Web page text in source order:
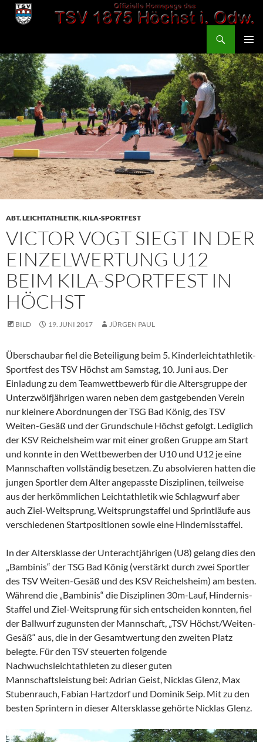
Zum
Inhalt
MENÜ
ABT. LEICHTATHLETIK,KILA-SPORTFEST
VICTOR VOGT SIEGT IN DER
EINZELWERTUNG U12
BEIM KILA-SPORTFEST IN
HÖCHST
BILD 19. JUNI 2017 JÜRGEN PAUL
Überschaubar fiel die Beteiligung beim 5. Kinderleichtathletik-
Sportfest des TSV Höchst am Samstag, 10. Juni aus. Der
Einladung zu dem Teamwettbewerb für die Altersgruppe der
Unterzwölfjährigen waren neben dem gastgebenden Verein
nur kleinere Abordnungen der TSG Bad König, des TSV
Weiten-Gesäß und der Grundschule Höchst gefolgt. Lediglich
der KSV Reichelsheim war mit einer großen Gruppe am Start
und konnte in den Wettbewerben der U10 und U12 je eine
Mannschaften vollständig besetzen. Zu absolvieren hatten die
jungen Sportler dem Alter angepasste Disziplinen, teilweise
aus der herkömmlichen Leichtathletik wie Schlagwurf aber
auch Ziel-Weitsprung, Weitsprungstaffel und Sprintläufe aus
verschiedenen Startpositionen sowie eine Hindernisstaffel.
In der Altersklasse der Unterachtjährigen (U8) gelang dies den
„Bambinis“ der TSG Bad König (verstärkt durch zwei Sportler
des TSV Weiten-Gesäß und des KSV Reichelsheim) am besten.
Während die „Bambinis“ die Disziplinen 30m-Lauf, Hindernis-
Staffel und Ziel-Weitsprung für sich entscheiden konnten, fiel
der Ballwurf zugunsten der Mannschaft, „TSV Höchst/Weiten-
Gesäß“ aus, die in der Gesamtwertung den zweiten Platz
belegte. Für den TSV steuerten folgende
Nachwuchsleichtathleten zu dieser guten
Mannschaftsleistung bei: Adrian Geist, Nicklas Glenz, Max
Stubenrauch, Fabian Hartzdorf und Dominik Seip. Mit zu den
besten Sprintern in dieser Altersklasse gehörte Nicklas Glenz.